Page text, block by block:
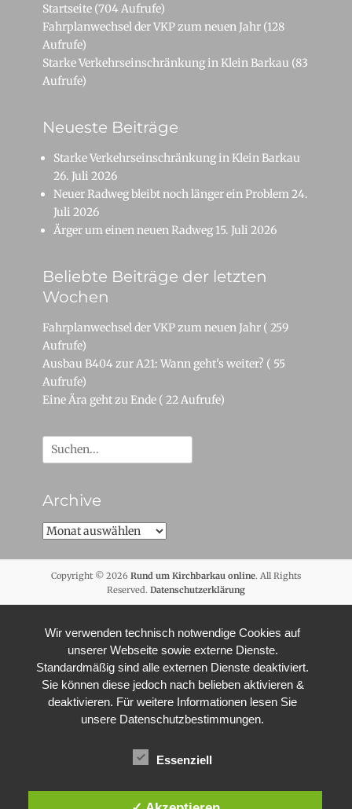
Startseite (704 Aufrufe)
Fahrplanwechsel der VKP zum neuen Jahr (128
Aufrufe)
Starke Verkehrseinschränkung in Klein Barkau (83
Aufrufe)
Neueste Beiträge
Starke Verkehrseinschränkung in Klein Barkau
26. Juli 2026
Neuer Radweg bleibt noch länger ein Problem24.
Juli 2026
Ärger um einen neuen Radweg 15. Juli 2026
Beliebte Beiträge der letzten
Wochen
Fahrplanwechsel der VKP zum neuen Jahr ( 259
Aufrufe)
Ausbau B404 zur A21: Wann geht's weiter? ( 55
Aufrufe)
Eine Ära geht zu Ende ( 22 Aufrufe)
Suche
nach:
Archive
Archive
Copyright © 2026 Rund um Kirchbarkau online. All Rights
Reserved. Datenschutzerklärung
Wir verwenden technisch notwendige Cookies auf
unserer Webseite sowie externe Dienste.
Standardmäßig sind alle externen Dienste deaktiviert.
Sie können diese jedoch nach belieben aktivieren &
deaktivieren. Für weitere Informationen lesen Sie
unsere Datenschutzbestimmungen.
Essenziell